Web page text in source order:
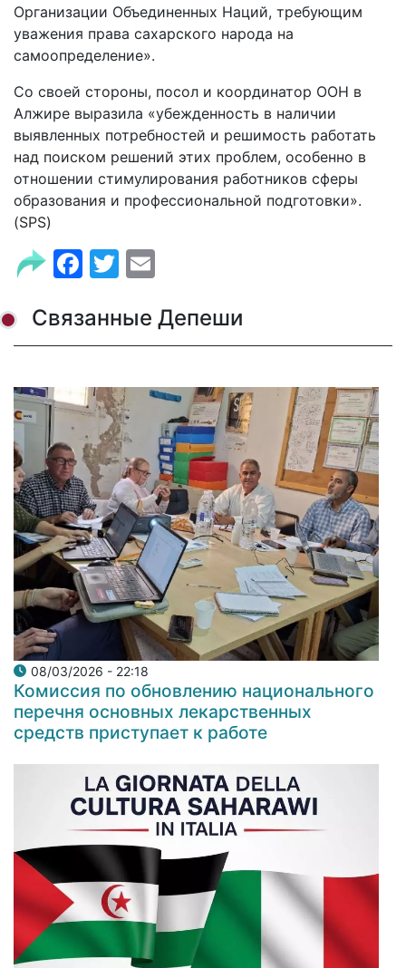
Организации Объединенных Наций, требующим
уважения права сахарского народа на
самоопределение».
Со своей стороны, посол и координатор ООН в
Алжире выразила «убежденность в наличии
выявленных потребностей и решимость работать
над поиском решений этих проблем, особенно в
отношении стимулирования работников сферы
образования и профессиональной подготовки».
(SPS)
Facebook
Twitter
Связанные Депеши
08/03/2026 - 22:18
Комиссия по обновлению национального
перечня основных лекарственных
средств приступает к работе